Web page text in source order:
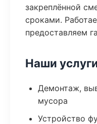
закреплённой
сроками.
предоставляем
Наши
Демонтаж,
мусора
Устройство